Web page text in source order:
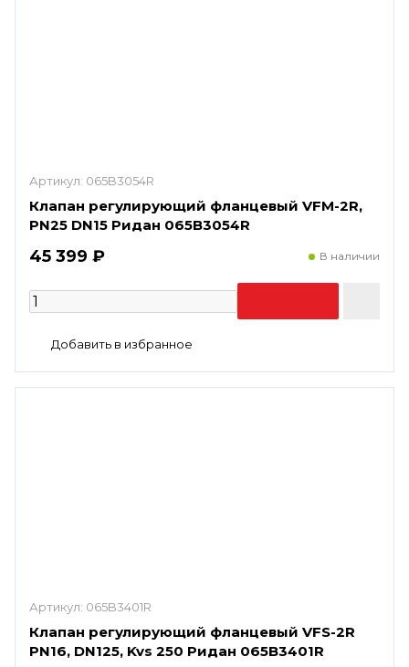
Артикул: 065B3054R
Клапан регулирующий фланцевый VFM-2R,
PN25 DN15 Ридан 065B3054R
45 399 ₽ В наличии
Артикул: 065B3401R
Клапан регулирующий фланцевый VFS-2R
PN16, DN125, Kvs 250 Ридан 065B3401R